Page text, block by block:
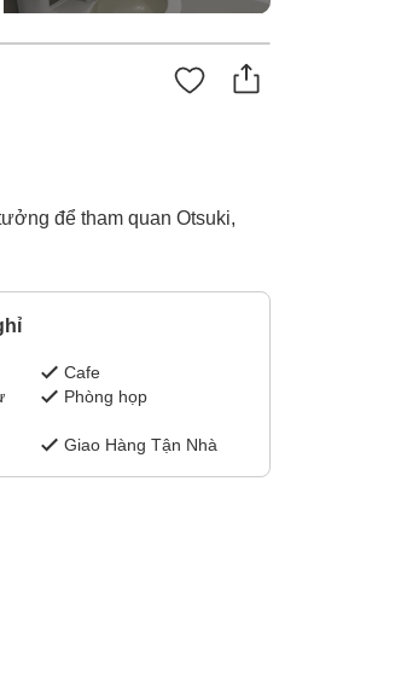
để tham quan Otsuki,
Cafe
Phòng họp
Giao Hàng Tận Nhà